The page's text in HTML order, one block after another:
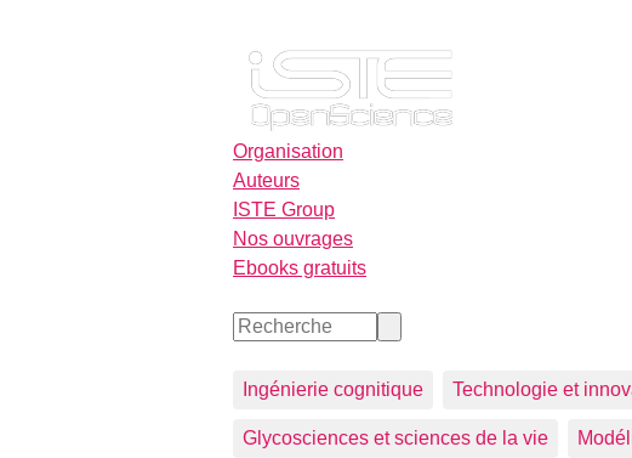
Organisation
Auteurs
ISTE Group
Nos ouvrages
Ebooks gratuits
Ingénierie cognitique Technologie et
Glycosciences et sciences de la vie